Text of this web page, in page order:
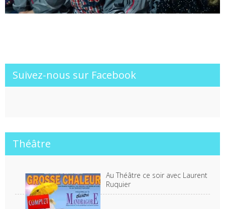
Suivez-nous sur Facebook
Théâtre
Au Théâtre ce soir avec Laurent
Ruquier